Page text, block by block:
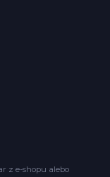
z e-shopu alebo